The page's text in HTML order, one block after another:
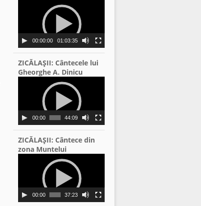
00:00:00 01:03:35
ZICĂLAŞII: Cântecele lui
Gheorghe A. Dinicu
00:00 44:09
ZICĂLAŞII: Cântece din
zona Muntelui
00:00 37:23